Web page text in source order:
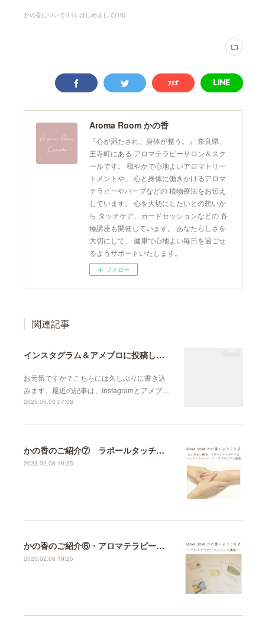
かの香について(11) はじめまして(10)
Aroma Room かの香
『心が満たされ、身体が整う。』 奈良県、
王寺町にある アロマテラピーサロン＆スク
ールです。 穏やかで心地よいアロマトリー
トメントや、 心と身体に働きかけるアロマ
テラピーやハーブなどの 植物療法をお伝え
しています。 心を大切にしたいとの想いか
ら タッチケア、カードセッションなどの 各
種講座も開催しています。 あなたらしさを
大切にして、 健康で心地よい毎日を過ごせ
るようサポートいたします。
フォロー
関連記事
インスタグラム＆アメブロに投稿しています
お元気ですか？こちらには久しぶりに書き込
みます。最近の記事は、Instagramとアメブ…
2025.05.03 07:06
かの香のご紹介⑦ ラポールタッチケア講座について
2023.02.08 19:25
かの香のご紹介⑥・アロマテラピーベイシック講座
2023.02.08 19:25